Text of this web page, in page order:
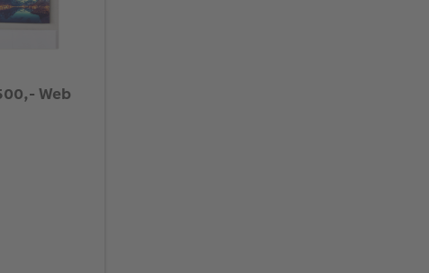
Web